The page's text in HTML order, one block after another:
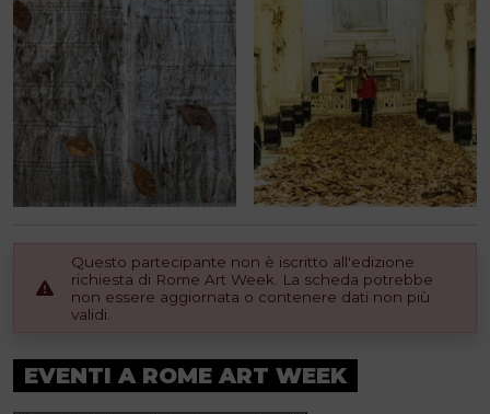
Questo partecipante non è iscritto all'edizione
richiesta di Rome Art Week. La scheda potrebbe
non essere aggiornata o contenere dati non più
validi.
EVENTI A ROME ART WEEK